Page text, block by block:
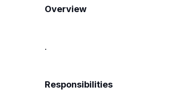
Overview
.
Responsibilities